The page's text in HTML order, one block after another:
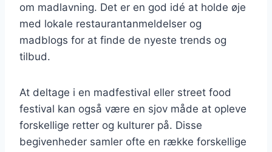
om madlavning. Det er en god idé at holde øje
med lokale restaurantanmeldelser og
madblogs for at finde de nyeste trends og
tilbud.
At deltage i en madfestival eller street food
festival kan også være en sjov måde at opleve
forskellige retter og kulturer på. Disse
begivenheder samler ofte en række forskellige